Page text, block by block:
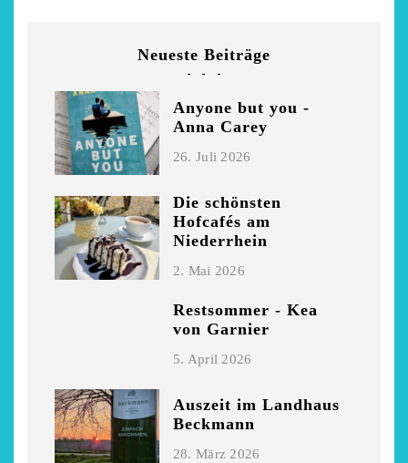
Neueste Beiträge
Anyone but you -
Anna Carey
26. Juli 2026
Die schönsten
Hofcafés am
Niederrhein
2. Mai 2026
Restsommer - Kea
von Garnier
5. April 2026
Auszeit im Landhaus
Beckmann
28. März 2026